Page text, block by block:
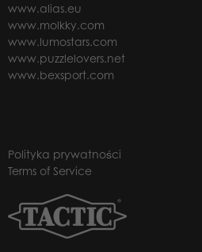
www.alias.eu
www.molkky.com
www.lumostars.com
www.puzzlelovers.net
www.bexsport.com
Polityka prywatności
Terms of Service